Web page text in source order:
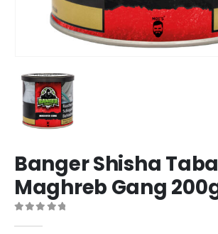
Banger Shisha
Maghreb Gang